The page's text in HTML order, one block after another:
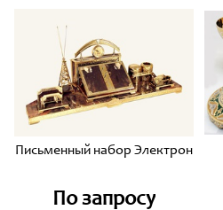
Письменный набор Электрон
По запросу